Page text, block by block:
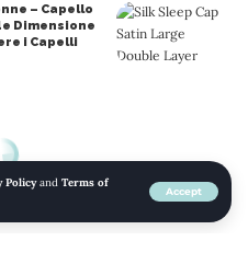
Policyand Terms of
Accept
– Capello
Dimensione
i Capelli